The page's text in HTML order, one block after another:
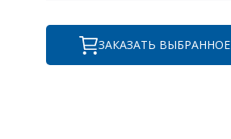
ЗАКАЗАТЬ ВЫБРАННОЕ